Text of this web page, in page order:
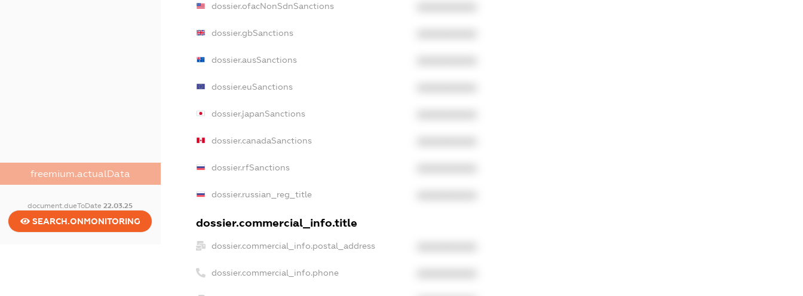
freemium.actualData
document.dueToDate22.03.25
SEARCH.ONMONITORING
dossier.ofacNonSdnSanctions
dossier.gbSanctions
dossier.ausSanctions
dossier.euSanctions
dossier.japanSanctions
dossier.canadaSanctions
dossier.rfSanctions
dossier.russian_reg_title
dossier.commercial_info.title
dossier.commercial_info.postal_address
dossier.commercial_info.phone